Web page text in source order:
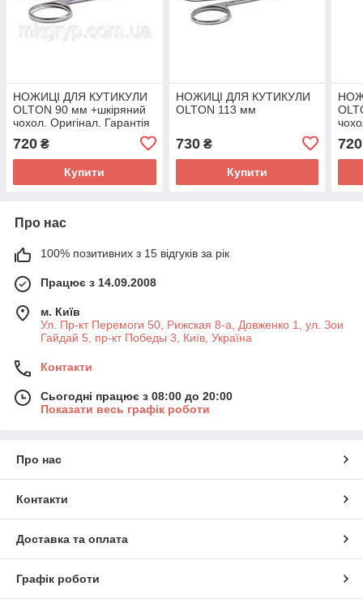
НОЖИЦІ ДЛЯ КУТИКУЛИ
OLTON 90 мм +шкіряний
чохол. Оригінал. Гарантія
720 ₴
Купити
НОЖИЦІ ДЛЯ КУТИКУЛИ
OLTON 113 мм
730₴
Купити
720
Про нас
100% позитивних з 15 відгуків за рік
Працює з 14.09.2008
м. Київ
Ул. Пр-кт Перемоги 50, Рижская 8-а, Довженко 1, ул. Зои
Гайдай 5, пр-кт Победы 3, Київ, Україна
Контакти
Сьогодні працює з 08:00 до 20:00
Показати весь графік роботи
Про нас
Контакти
Доставка та оплата
Графік роботи